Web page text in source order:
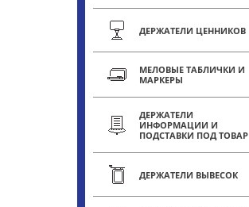
ДЕРЖАТЕЛИ ЦЕННИКОВ
МЕЛОВЫЕ ТАБЛИЧКИ И
МАРКЕРЫ
ДЕРЖАТЕЛИ
ИНФОРМАЦИИ И
ПОДСТАВКИ ПОД ТОВАР
ДЕРЖАТЕЛИ ВЫВЕСОК